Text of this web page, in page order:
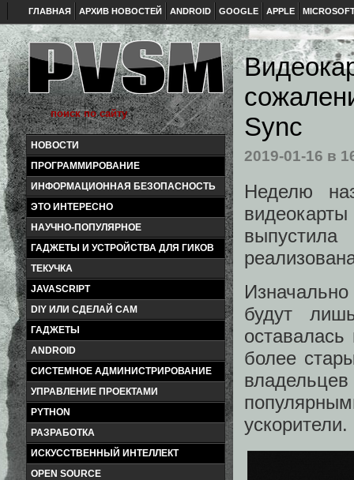
ГЛАВНАЯ АРХИВ НОВОСТЕЙ ANDROID GOOGLE APPLE
НОВОСТИ
ПРОГРАММИРОВАНИЕ
ИНФОРМАЦИОННАЯ БЕЗОПАСНОСТЬ
ЭТО ИНТЕРЕСНО
НАУЧНО-ПОПУЛЯРНОЕ
ГАДЖЕТЫ И УСТРОЙСТВА ДЛЯ ГИКОВ
ТЕКУЧКА
JAVASCRIPT
DIY ИЛИ СДЕЛАЙ САМ
ГАДЖЕТЫ
ANDROID
СИСТЕМНОЕ АДМИНИСТРИРОВАНИЕ
УПРАВЛЕНИЕ ПРОЕКТАМИ
PYTHON
РАЗРАБОТКА
ИСКУССТВЕННЫЙ ИНТЕЛЛЕКТ
OPEN SOURCE
Sync
2019-01-16 в
Неделю
выпустила
будут
более
ускорители.